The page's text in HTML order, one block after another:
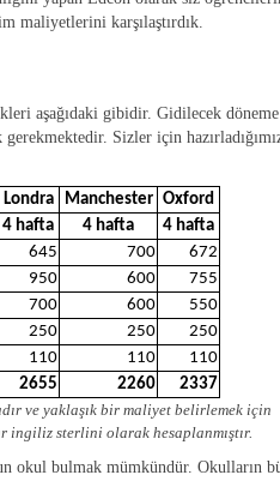
maliyetlerini karşılaştırdık.
aşağıdaki gibidir. Gidilecek
Sizler için
Londra Manchester Oxford
4 hafta 4 hafta
4 hafta
645 700
672
950 600
755
700 600
550
250 250
250
110 110
110
2655 2260
2337
ve yaklaşık bir maliyet belirlemek için
ingiliz sterlini olarak hesaplanmıştır.
okul bulmak mümkündür. Okulların